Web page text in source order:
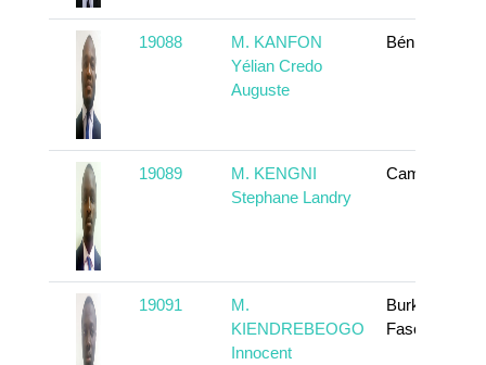
19088
M. KANFON
Yélian Credo
Auguste
Bénin
19089
M. KENGNI
Stephane Landry
Cameroun
19091
M.
KIENDREBEOGO
Innocent
Burkina
Faso